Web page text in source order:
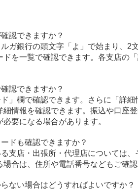
認できますか？
ガ銀行の頭文字「よ」で始まり、2
ドを一覧で確認できます。各支店の
認できますか？
」欄で確認できます。さらに「詳
細情報を確認できます。振込や口座
要になる場合があります。
ドも確認できますか？
支店・出張所・代理店については
合は、住所や電話番号などもご確認
ない場合はどうすればよいですか？